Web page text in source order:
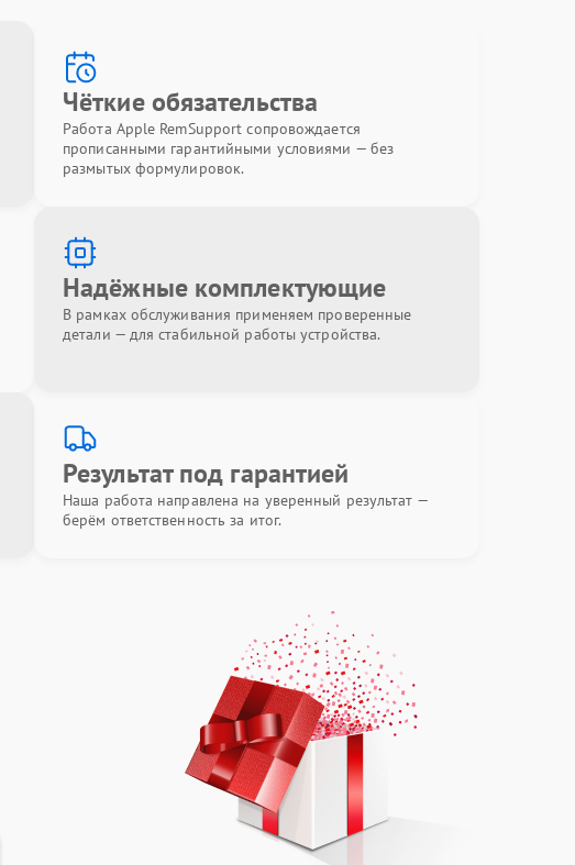
Чёткие обязательства
Работа Apple RemSupport сопровождается
прописанными гарантийными условиями — без
размытых формулировок.
Надёжные комплектующие
В рамках обслуживания применяем проверенные
детали — для стабильной работы устройства.
Результат под гарантией
Наша работа направлена на уверенный результат —
берём ответственность за итог.